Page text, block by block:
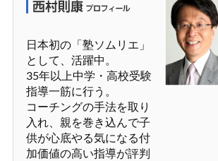
日本初の「塾ソムリエ」
として、活躍中。
35年以上中学・高校受験
指導一筋に行う。
コーチングの手法を取り
入れ、親を巻き込んで子
供が心底やる気になる付
加価値の高い指導が評判